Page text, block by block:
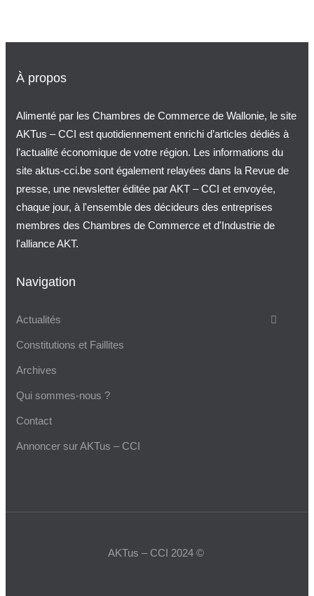
À propos
Alimenté par les Chambres de Commerce de Wallonie, le site
AKTus – CCI est quotidiennement enrichi d’articles dédiés à
l’actualité économique de votre région. Les informations du
site aktus-cci.be sont également relayées dans la Revue de
presse, une newsletter éditée par AKT – CCI et envoyée,
chaque jour, à l'ensemble des décideurs des entreprises
membres des Chambres de Commerce et d'Industrie de
l'alliance AKT.
Navigation
Actualités
Constitutions et Faillites
Archives
Qui sommes-nous ?
Contact
Annoncer sur AKTus – CCI
AKTus – CCI 2024 ©